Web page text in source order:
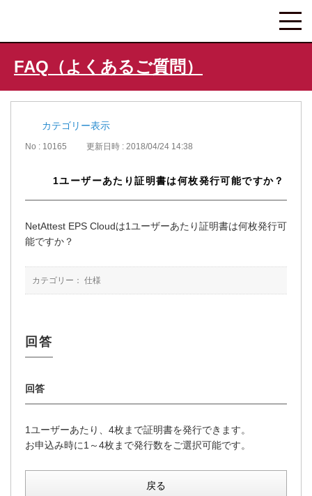
FAQ（よくあるご質問）
カテゴリー表示
No : 10165 更新日時 : 2018/04/24 14:38
1ユーザーあたり証明書は何枚発行可能ですか？
NetAttest EPS Cloudは1ユーザーあたり証明書は何枚発行可
能ですか？
カテゴリー： 仕様
1ユーザーあたり、4枚まで証明書を発行できます。
お申込み時に1～4枚まで発行数をご選択可能です。
戻る